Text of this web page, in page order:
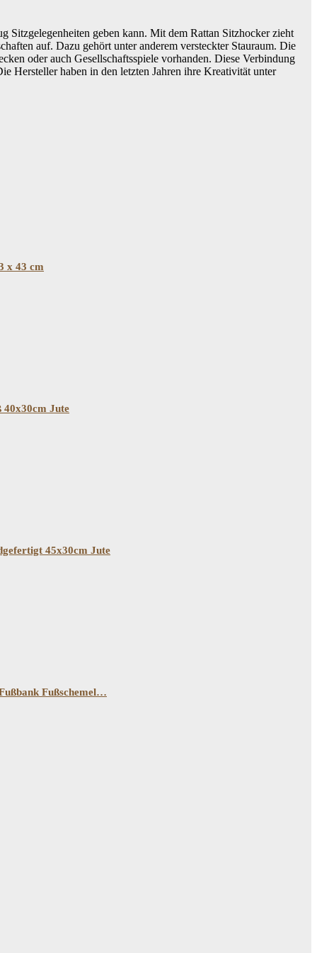
Sitzgelegenheiten geben kann. Mit dem Rattan Sitzhocker zieht
auf. Dazu gehört unter anderem versteckter Stauraum. Die
oder auch Gesellschaftsspiele vorhanden. Diese Verbindung
Hersteller haben in den letzten Jahren ihre Kreativität unter
x 43 cm
40x30cm Jute
45x30cm Jute
Fußschemel…